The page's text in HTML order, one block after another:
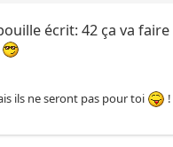
écrit: 42 ça va
ils ne seront pas pour toi !